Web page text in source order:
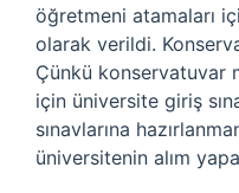
öğretmeni atamaları
olarak verildi.
Çünkü konservatuvar
için üniversite giriş
sınavlarına
üniversitenin alım